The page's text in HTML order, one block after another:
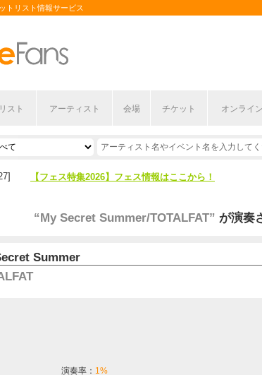
トリスト情報サービス
スト アーティスト 会場 チケット オンライ
【ライブ動員ランキング】2026年上半期編発表！
【フェス特集2026】フェス情報はここから！
“My Secret Summer/TOTALFAT” が演奏
Summer
演奏率： 1%